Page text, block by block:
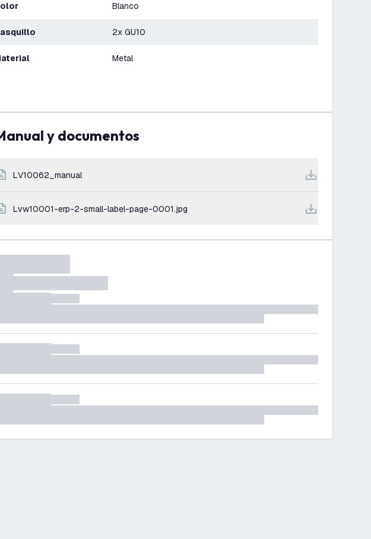
Color Blanco
Casquillo 2x GU10
Material Metal
Manual y documentos
LV10062_manual
lvw10001-erp-2-small-label-page-0001.jpg